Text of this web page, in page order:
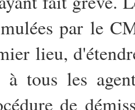
par le
lieu,
à tous les
de